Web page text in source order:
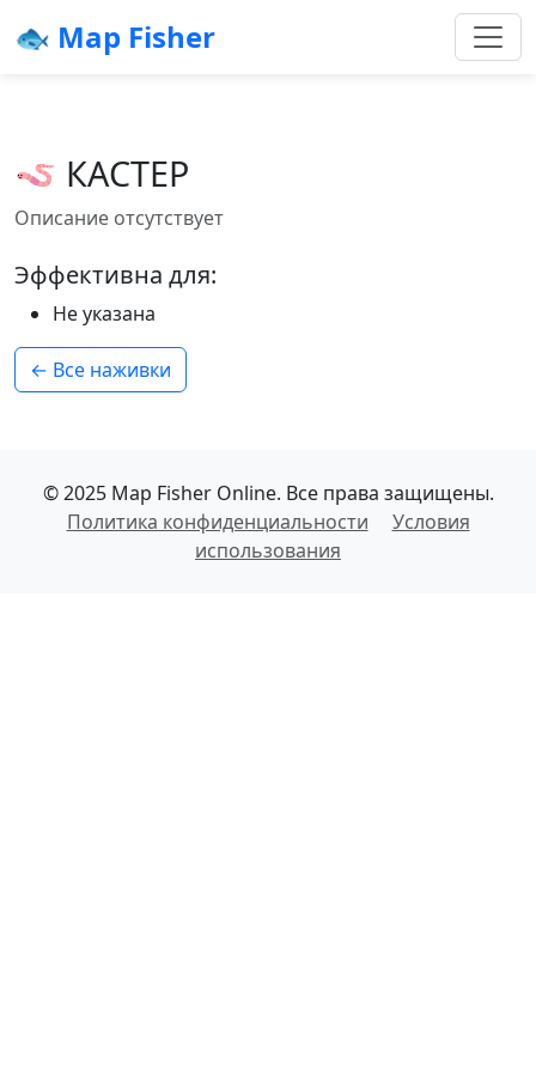
🐟 Map Fisher
🪱 КАСТЕР
Описание отсутствует
Эффективна для:
Не указана
← Все наживки
© 2025 Map Fisher Online. Все права защищены.
Политика конфиденциальности
Условия
использования